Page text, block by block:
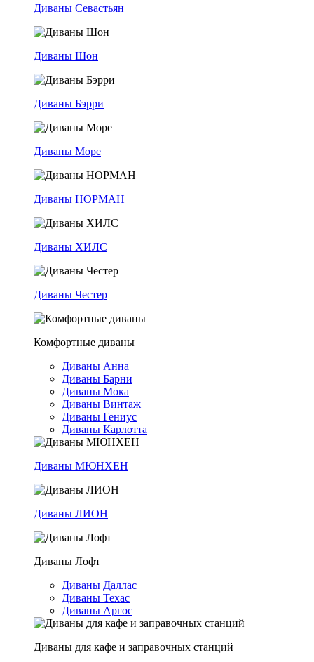
Диваны Севастьян
Диваны Шон
Диваны Бэрри
Диваны Море
Диваны НОРМАН
Диваны ХИЛС
Диваны Честер
Комфортные диваны
Диваны Анна
Диваны Барни
Диваны Мока
Диваны Винтаж
Диваны Гениус
Диваны Карлотта
Диваны МЮНХЕН
Диваны ЛИОН
Диваны Лофт
Диваны Даллас
Диваны Техас
Диваны Аргос
Диваны для кафе и заправочных станций